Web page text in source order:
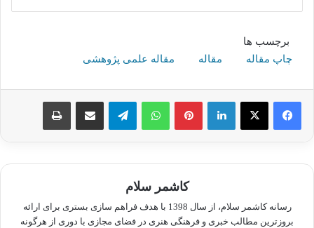
برچسب ها
چاپ مقاله
مقاله مقاله علمی پژوهشی
لینکدین پینترستواتس آپ تلگرام اشتراک گذاری از طریق ایمیل چاپ
کاشمر سلام
رسانه کاشمر سلام، از سال 1398 با هدف فراهم سازی بستری برای ارائه
بروزترین مطالب خبری و فرهنگی هنری در فضای مجازی با دوری از هرگونه